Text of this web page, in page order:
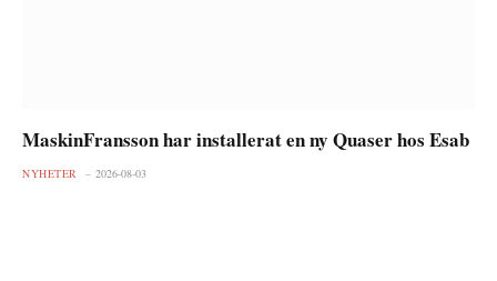
MaskinFransson har installerat en ny Quaser hos Esab
NYHETER 2026-08-03